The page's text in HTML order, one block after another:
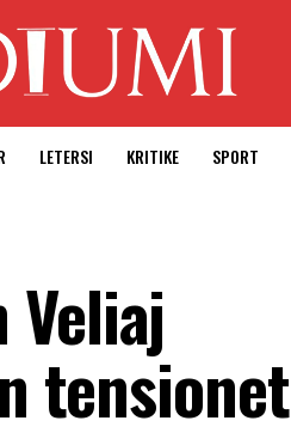
LETERSI KRITIKE SPORT
Veliaj
tensionet